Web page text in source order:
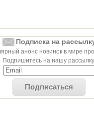
Подписка на
анонс новинок в мире
Подпишитесь на нашу
Подписаться